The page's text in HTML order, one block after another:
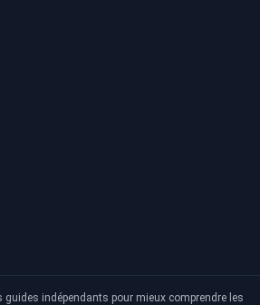
guides indépendants pour mieux comprendre les